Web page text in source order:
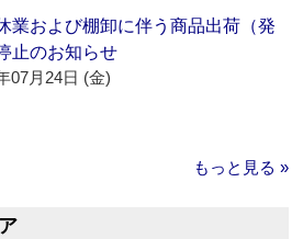
業および棚卸に伴う商品出荷（発
止のお知らせ
07月24日 (金)
もっと見る »